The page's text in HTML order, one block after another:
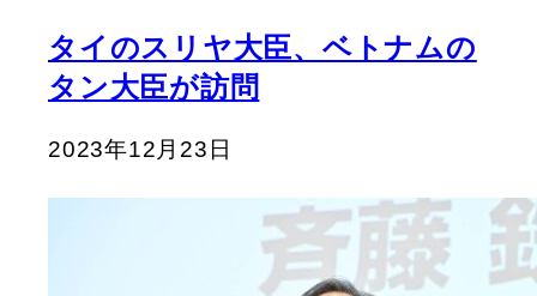
タイのスリヤ大臣、ベトナムの
タン大臣が訪問
2023年12月23日